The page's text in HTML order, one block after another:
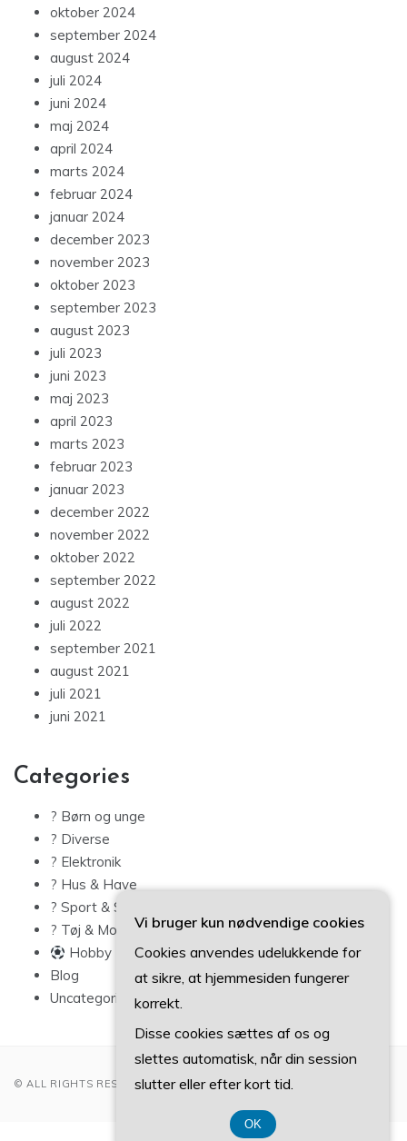
oktober 2024
september 2024
august 2024
juli 2024
juni 2024
maj 2024
april 2024
marts 2024
februar 2024
januar 2024
december 2023
november 2023
oktober 2023
september 2023
august 2023
juli 2023
juni 2023
maj 2023
april 2023
marts 2023
februar 2023
januar 2023
december 2022
november 2022
oktober 2022
september 2022
august 2022
juli 2022
september 2021
august 2021
juli 2021
juni 2021
Categories
? Børn og unge
? Diverse
? Elektronik
? Hus & Have
? Sport & Sundhed
? Tøj & Mode
Hobby
Blog
Uncategorized
© ALL RIGHTS RESERVED 2022
Vi bruger kun nødvendige cookies
Cookies anvendes udelukkende for
at sikre, at hjemmesiden fungerer
korrekt.
Disse cookies sættes af os og
slettes automatisk, når din session
slutter eller efter kort tid.
OK